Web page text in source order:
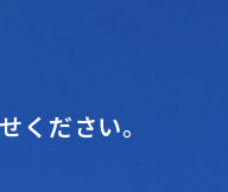
ください。